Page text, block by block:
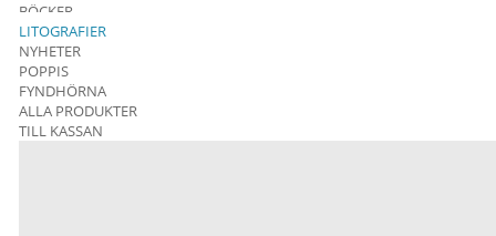
BÖCKER
LITOGRAFIER
NYHETER
POPPIS
FYNDHÖRNA
ALLA PRODUKTER
TILL KASSAN